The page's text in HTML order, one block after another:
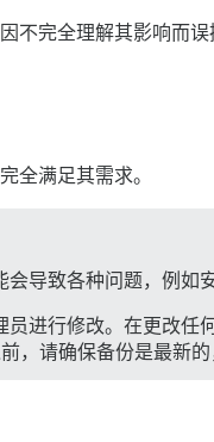
不完全理解其影响而误
全满足其需求。
导致各种问题，例如
员进行修改。在更改
，请确保备份是最新